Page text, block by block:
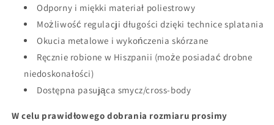
Odporny i miękki materiał poliestrowy
Możliwość regulacji długości dzięki technice splatania
Okucia metalowe i wykończenia skórzane
Ręcznie robione w Hiszpanii (może posiadać drobne
niedoskonałości)
Dostępna pasująca smycz/cross-body
W celu prawidłowego dobrania rozmiaru prosimy